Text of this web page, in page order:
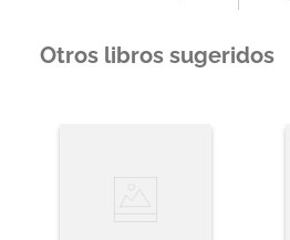
Otros libros sugeridos